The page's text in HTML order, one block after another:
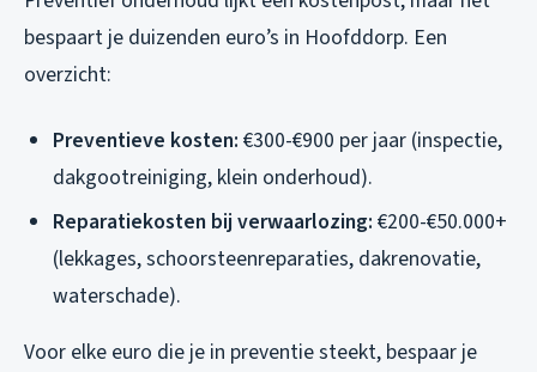
bespaart je duizenden euro’s in Hoofddorp. Een
overzicht:
Preventieve kosten: €300-€900 per jaar (inspectie,
dakgootreiniging, klein onderhoud).
Reparatiekosten bij verwaarlozing: €200-€50.000+
(lekkages, schoorsteenreparaties, dakrenovatie,
waterschade).
Voor elke euro die je in preventie steekt, bespaar je